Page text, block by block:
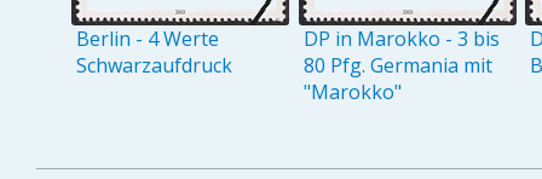
Berlin - 4 Werte
Schwarzaufdruck
DP in Marokko - 3 bis
80 Pfg. Germania mit
"Marokko"